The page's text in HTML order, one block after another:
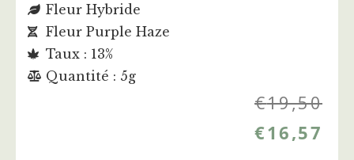
Fleur Hybride
Fleur Purple Haze
Taux : 13%
Quantité : 5g
€19,50
€16,57